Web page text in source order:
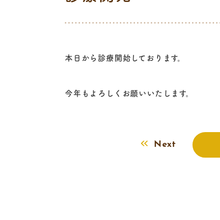
本日から診療開始しております。
今年もよろしくお願いいたします。
Next